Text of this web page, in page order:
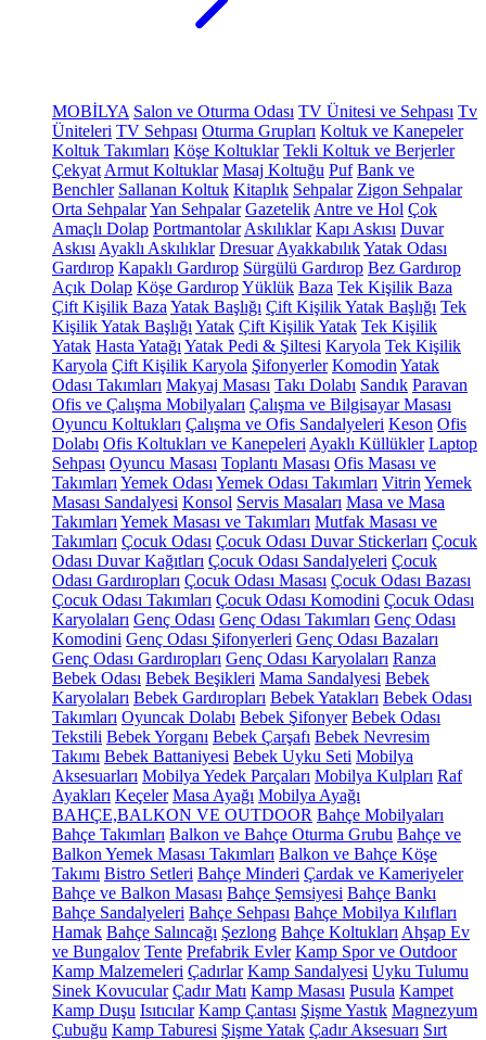
MOBİLYA Salon ve Oturma Odası TV Ünitesi ve Sehpası Tv
Üniteleri TV Sehpası Oturma Grupları Koltuk ve Kanepeler
Koltuk Takımları Köşe Koltuklar Tekli Koltuk ve Berjerler
Çekyat Armut Koltuklar Masaj Koltuğu Puf Bank ve
Benchler Sallanan Koltuk Kitaplık Sehpalar Zigon Sehpalar
Orta SehpalarYan Sehpalar Gazetelik Antre ve Hol Çok
Amaçlı Dolap Portmantolar Askılıklar Kapı Askısı Duvar
Askısı Ayaklı Askılıklar Dresuar AyakkabılıkYatak Odası
Gardırop Kapaklı Gardırop Sürgülü Gardırop Bez Gardırop
Açık Dolap Köşe GardıropYüklük Baza Tek Kişilik Baza
Çift Kişilik Baza Yatak Başlığı Çift Kişilik Yatak Başlığı Tek
Kişilik Yatak Başlığı Yatak Çift Kişilik Yatak Tek Kişilik
Yatak Hasta Yatağı Yatak Pedi & Şiltesi Karyola Tek Kişilik
Karyola Çift Kişilik Karyola Şifonyerler Komodin Yatak
Odası Takımları Makyaj Masası Takı Dolabı Sandık Paravan
Ofis ve Çalışma Mobilyaları Çalışma ve Bilgisayar Masası
Oyuncu Koltukları Çalışma ve Ofis Sandalyeleri Keson Ofis
Dolabı Ofis Koltukları ve Kanepeleri Ayaklı Küllükler Laptop
Sehpası Oyuncu Masası Toplantı Masası Ofis Masası ve
Takımları Yemek Odası Yemek Odası Takımları Vitrin Yemek
Masası Sandalyesi Konsol Servis Masaları Masa ve Masa
Takımları Yemek Masası ve Takımları Mutfak Masası ve
Takımları Çocuk Odası Çocuk Odası Duvar Stickerları Çocuk
Odası Duvar Kağıtları Çocuk Odası Sandalyeleri Çocuk
Odası Gardıropları Çocuk Odası Masası Çocuk Odası Bazası
Çocuk Odası Takımları Çocuk Odası Komodini Çocuk Odası
Karyolaları Genç Odası Genç Odası Takımları Genç Odası
Komodini Genç Odası Şifonyerleri Genç Odası Bazaları
Genç Odası Gardıropları Genç Odası Karyolaları Ranza
Bebek Odası Bebek Beşikleri Mama Sandalyesi Bebek
Karyolaları Bebek Gardıropları Bebek Yatakları Bebek Odası
Takımları Oyuncak Dolabı Bebek Şifonyer Bebek Odası
Tekstili Bebek Yorganı Bebek Çarşafı Bebek Nevresim
Takımı Bebek Battaniyesi Bebek Uyku Seti Mobilya
Aksesuarları Mobilya Yedek Parçaları Mobilya Kulpları Raf
Ayakları Keçeler Masa Ayağı Mobilya Ayağı
BAHÇE,BALKON VE OUTDOOR Bahçe Mobilyaları
Bahçe Takımları Balkon ve Bahçe Oturma Grubu Bahçe ve
Balkon Yemek Masası Takımları Balkon ve Bahçe Köşe
Takımı Bistro Setleri Bahçe Minderi Çardak ve Kameriyeler
Bahçe ve Balkon Masası Bahçe Şemsiyesi Bahçe Bankı
Bahçe Sandalyeleri Bahçe Sehpası Bahçe Mobilya Kılıfları
Hamak Bahçe Salıncağı Şezlong Bahçe Koltukları Ahşap Ev
ve Bungalov Tente Prefabrik Evler Kamp Spor ve Outdoor
Kamp Malzemeleri Çadırlar Kamp Sandalyesi Uyku Tulumu
Sinek Kovucular Çadır Matı Kamp Masası Pusula Kampet
Kamp Duşu Isıtıcılar Kamp Çantası Şişme Yastık Magnezyum
Çubuğu Kamp Taburesi Şişme Yatak Çadır Aksesuarı Sırt